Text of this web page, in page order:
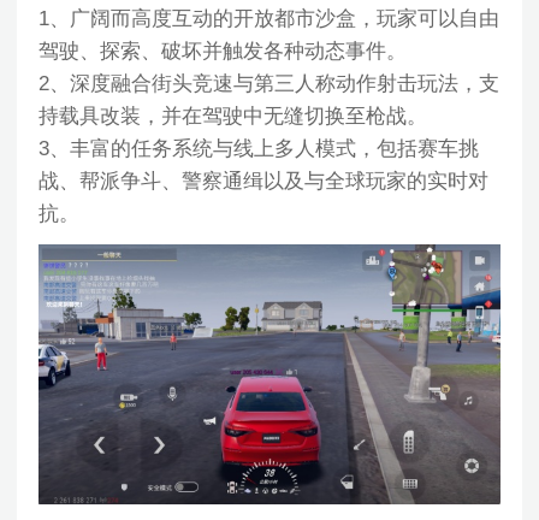
1、广阔而高度互动的开放都市沙盒，玩家可以自由
驾驶、探索、破坏并触发各种动态事件。
2、深度融合街头竞速与第三人称动作射击玩法，支
持载具改装，并在驾驶中无缝切换至枪战。
3、丰富的任务系统与线上多人模式，包括赛车挑
战、帮派争斗、警察通缉以及与全球玩家的实时对
抗。